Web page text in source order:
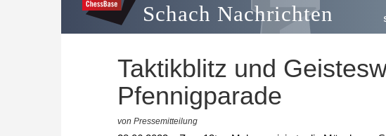
Schach Nachrichten
Taktikblitz und
Pfennigparade
von Pressemitteilung